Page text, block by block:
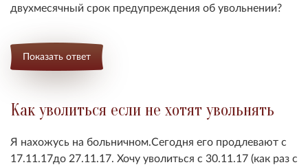
двухмесячный срок предупреждения об увольнении?
Показать ответ
Как уволиться если не хотят увольнять
Я нахожусь на больничном.Сегодня его продлевают с
17.11.17до 27.11.17. Хочу уволиться с 30.11.17 (как раз с